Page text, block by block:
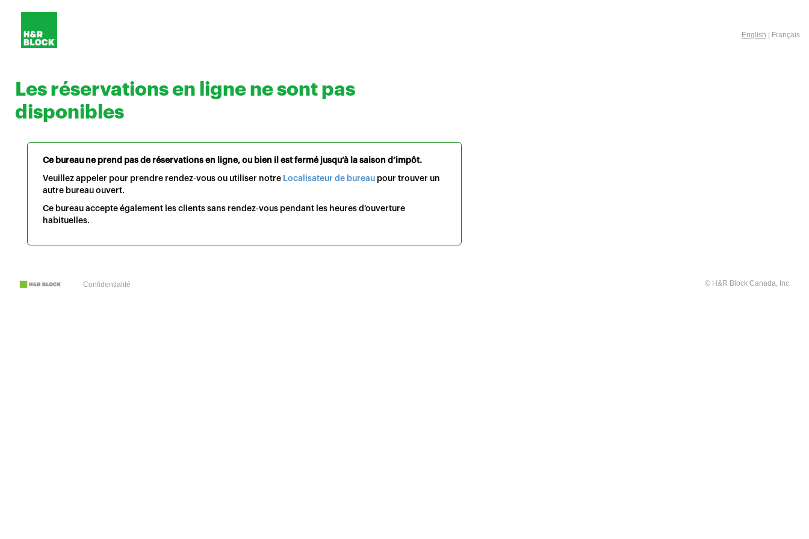
English | Français
Les réservations en ligne ne sont pas
disponibles
Ce bureau ne prend pas de réservations en ligne, ou bien il est fermé jusqu’à la saison d’impôt.
Veuillez appeler pour prendre rendez-vous ou utiliser notre Localisateur de bureau pour trouver un
autre bureau ouvert.
Ce bureau accepte également les clients sans rendez-vous pendant les heures d’ouverture
habituelles.
Confidentialité © H&R Block Canada, Inc.